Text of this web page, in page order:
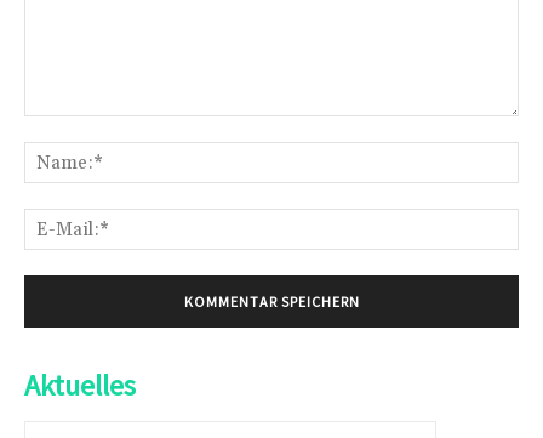
Aktuelles